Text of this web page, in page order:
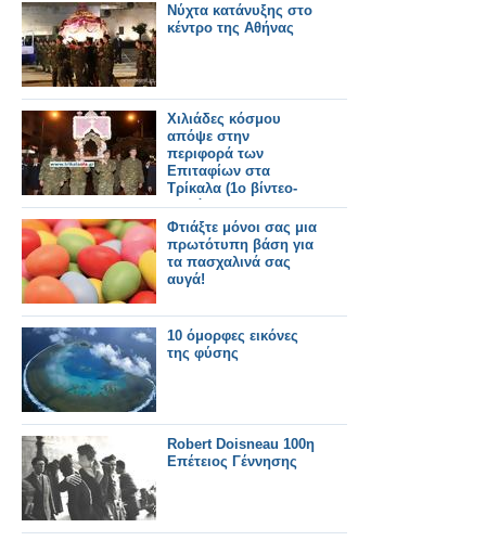
Νύχτα κατάνυξης στο
κέντρο της Αθήνας
Χιλιάδες κόσμου
απόψε στην
περιφορά των
Επιταφίων στα
Τρίκαλα (1ο βίντεο-
φωτό)
Φτιάξτε μόνοι σας μια
πρωτότυπη βάση για
τα πασχαλινά σας
αυγά!
10 όμορφες εικόνες
της φύσης
Robert Doisneau 100η
Επέτειος Γέννησης